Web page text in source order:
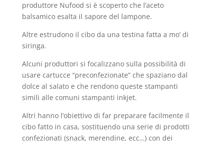
produttore Nufood si è scoperto che l’aceto
balsamico esalta il sapore del lampone.
Altre estrudono il cibo da una testina fatta a mo’ di
siringa.
Alcuni produttori si focalizzano sulla possibilità di
usare cartucce “preconfezionate” che spaziano dal
dolce al salato e che rendono queste stampanti
simili alle comuni stampanti inkjet.
Altri hanno l’obiettivo di far preparare facilmente il
cibo fatto in casa, sostituendo una serie di prodotti
confezionati (snack, merendine, ecc…) con dei